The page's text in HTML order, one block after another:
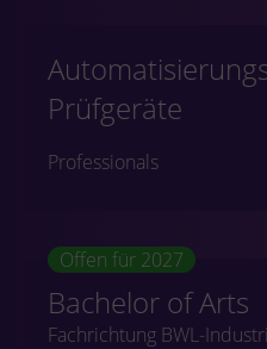
Prüfgeräte
Professionals
Offen für 2027
Bachelor of Arts
Fachrichtung BWL-